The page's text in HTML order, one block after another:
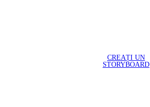
CREAȚI UN
STORYBOARD